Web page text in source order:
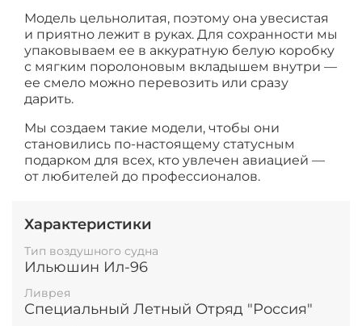
Модель цельнолитая, поэтому она увесистая
и приятно лежит в руках. Для сохранности мы
упаковываем ее в аккуратную белую коробку
с мягким поролоновым вкладышем внутри —
ее смело можно перевозить или сразу
дарить.
Мы создаем такие модели, чтобы они
становились по-настоящему статусным
подарком для всех, кто увлечен авиацией —
от любителей до профессионалов.
Характеристики
Тип воздушного судна
Ильюшин Ил-96
Ливрея
Специальный Летный Отряд "Россия"